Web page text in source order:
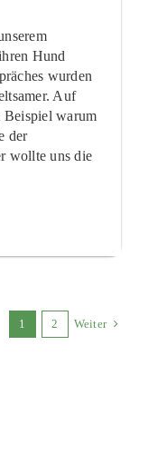
Hund
wurden
Auf
Beispiel warum
der
wollte uns die
1 2 Weiter